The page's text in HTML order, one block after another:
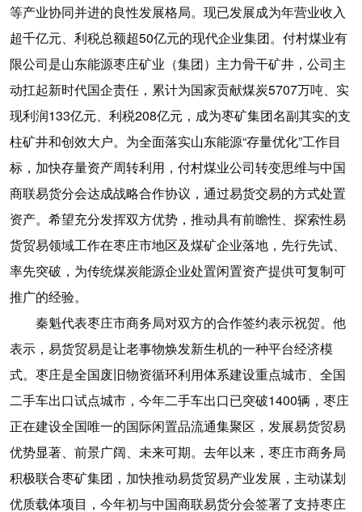
等产业协同并进的良性发展格局。现已发展成为年营业收入
超千亿元、利税总额超50亿元的现代企业集团。付村煤业有
限公司是山东能源枣庄矿业（集团）主力骨干矿井，公司主
动扛起新时代国企责任，累计为国家贡献煤炭5707万吨、实
现利润133亿元、利税208亿元，成为枣矿集团名副其实的支
柱矿井和创效大户。为全面落实山东能源“存量优化”工作目
标，加快存量资产周转利用，付村煤业公司转变思维与中国
商联易货分会达成战略合作协议，通过易货交易的方式处置
资产。希望充分发挥双方优势，推动具有前瞻性、探索性易
货贸易领域工作在枣庄市地区及煤矿企业落地，先行先试、
率先突破，为传统煤炭能源企业处置闲置资产提供可复制可
推广的经验。
秦魁代表枣庄市商务局对双方的合作签约表示祝贺。他
表示，易货贸易是让老事物焕发新生机的一种平台经济模
式。枣庄是全国废旧物资循环利用体系建设重点城市、全国
二手车出口试点城市，今年二手车出口已突破1400辆，枣庄
正在建设全国唯一的国际闲置品流通集聚区，发展易货贸易
优势显著、前景广阔、未来可期。去年以来，枣庄市商务局
积极联合枣矿集团，加快推动易货贸易产业发展，主动谋划
优质载体项目，今年初与中国商联易货分会签署了支持枣庄